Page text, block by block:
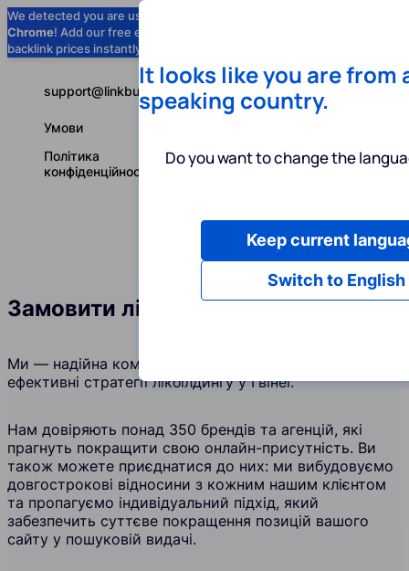
We detected you are using
Chrome! Add our free extension to check
backlink prices instantly as you browse.
Послуги
Українська
support@linkbuilder.com
Умови
Політика
конфіденційності
Замовити лінкбілдинг у Гвінеї
Ми — надійна компанія, яка створює та підтримує
ефективні стратегії лікбілдингу у Гвінеї.
Нам довіряють понад 350 брендів та агенцій, які
прагнуть покращити свою онлайн-присутність. Ви
також можете приєднатися до них: ми вибудовуємо
довгострокові відносини з кожним нашим клієнтом
та пропагуємо індивідуальний підхід, який
забезпечить суттєве покращення позицій вашого
сайту у пошуковій видачі.
It looks like you are from
speaking country.
Do you want to change the
Switch to English
Keep current